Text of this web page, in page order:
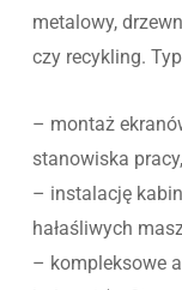
metalowy,
czy recykling.
– montaż
stanowiska pracy,
– instalację
hałaśliwych
– kompleksowe